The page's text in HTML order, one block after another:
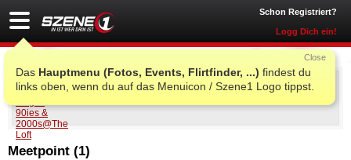
Schon Registriert?
Logg Dich ein!
Das Hauptmenu (Fotos, Events, Flirtfinder, ...) findest du
links oben, wenn du auf das Menuicon / Szene1 Logo tippst.
Close
Loft is back, alright! 90ies & 2000s
Meetpoint (1)